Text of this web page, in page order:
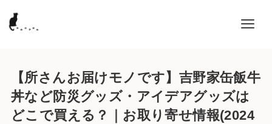
【所さんお届けモノです】吉野家缶飯牛
丼など防災グッズ・アイデアグッズは
どこで買える？｜お取り寄せ情報(2024